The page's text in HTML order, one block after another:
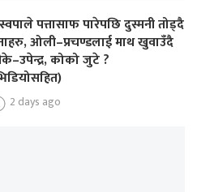
पत्तासाफ पारेपछि दुस्मनी तोड्दै
ओली–प्रचण्डलाई माथ खुवाउँदै
कोको जुटे ?
2 days ago